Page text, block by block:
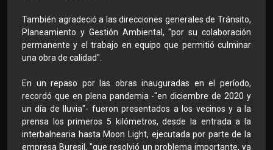
También agradeció a las direcciones generales de Tránsito,
Planeamiento y Gestión Ambiental, "por su colaboración
permanente y el trabajo en equipo que permitió culminar
una obra de calidad".
En un repaso por las obras inauguradas en el período,
recordó que en plena pandemia -"en diciembre de 2020 y
un día de lluvia"- fueron presentados a los vecinos y a la
prensa los primeros 5 kilómetros, desde la entrada a la
interbalnearia hasta Moon Light, ejecutada por parte de la
empresa Buresil, "que resolvió un problema importante, ya